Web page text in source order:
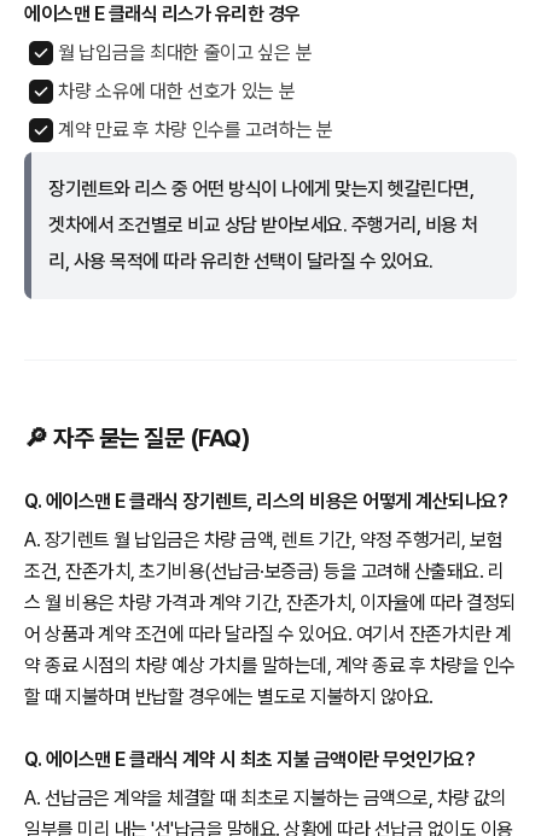
에이스맨 E 클래식 리스가 유리한 경우
월 납입금을 최대한 줄이고 싶은 분
차량 소유에 대한 선호가 있는 분
계약 만료 후 차량 인수를 고려하는 분
장기렌트와 리스 중 어떤 방식이 나에게 맞는지 헷갈린다면,
겟차에서 조건별로 비교 상담 받아보세요. 주행거리, 비용 처
리, 사용 목적에 따라 유리한 선택이 달라질 수 있어요.
🔎 자주 묻는 질문 (FAQ)
Q. 에이스맨 E 클래식 장기렌트, 리스의 비용은 어떻게 계산되나요?
A. 장기렌트 월 납입금은 차량 금액, 렌트 기간, 약정 주행거리, 보험
조건, 잔존가치, 초기비용(선납금·보증금) 등을 고려해 산출돼요. 리
스 월 비용은 차량 가격과 계약 기간, 잔존가치, 이자율에 따라 결정되
어 상품과 계약 조건에 따라 달라질 수 있어요. 여기서 잔존가치란 계
약 종료 시점의 차량 예상 가치를 말하는데, 계약 종료 후 차량을 인수
할 때 지불하며 반납할 경우에는 별도로 지불하지 않아요.
Q. 에이스맨 E 클래식 계약 시 최초 지불 금액이란 무엇인가요?
A. 선납금은 계약을 체결할 때 최초로 지불하는 금액으로, 차량 값의
일부를 미리 내는 '선'납금을 말해요. 상황에 따라 선납금 없이도 이용